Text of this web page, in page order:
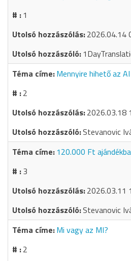
1
2026.04.14
Mennyire hihető az
2
2026.03.18
Stevanovic
120.000 Ft
3
2026.03.11
Stevanovic
Mi vagy az MI?
2